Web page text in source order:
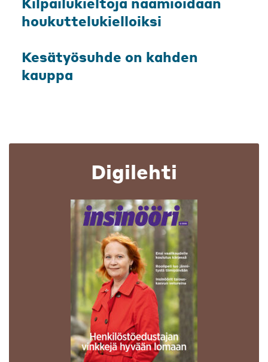
houkuttelukielloiksi
Kesätyösuhde on kahden
kauppa
Digilehti